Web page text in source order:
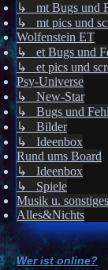
↳ mt Bugs und
↳ mt pics und
Wolfenstein ET
↳ et Bugs und
↳ et pics und
Psy-Universe
↳ New-Star
↳ Bugs und
↳ Bilder
↳ Ideenbox
Rund ums Board
↳ Ideenbox
↳ Spiele
Musik u. sonstiges
Alles&Nichts
Wer ist online?